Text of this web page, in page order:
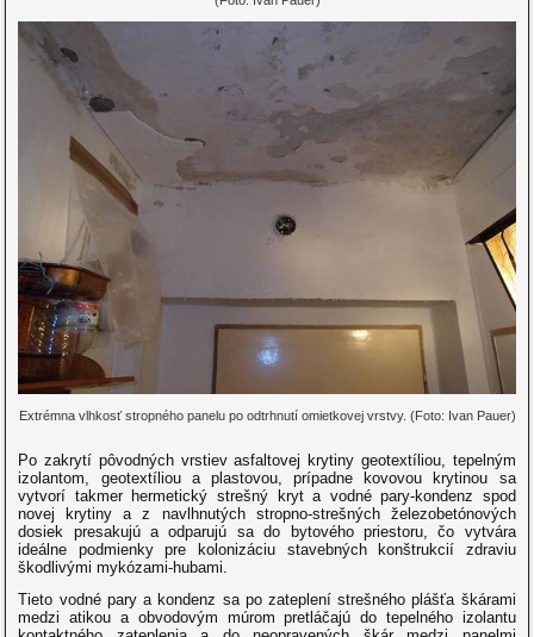
Extrémna vlhkosť stropného panelu po odtrhnutí omietkovej vrstvy. (Foto: Ivan Pauer)
Po zakrytí pôvodných vrstiev asfaltovej krytiny geotextíliou, tepelným
izolantom, geotextíliou a plastovou, prípadne kovovou krytinou sa
vytvorí takmer hermetický strešný kryt a vodné pary-kondenz spod
novej krytiny a z navlhnutých stropno-strešných železobetónových
dosiek presakujú a odparujú sa do bytového priestoru, čo vytvára
ideálne podmienky pre kolonizáciu stavebných konštrukcií zdraviu
škodlivými mykózami-hubami.
Tieto vodné pary a kondenz sa po zateplení strešného plášťa škárami
medzi atikou a obvodovým múrom pretláčajú do tepelného izolantu